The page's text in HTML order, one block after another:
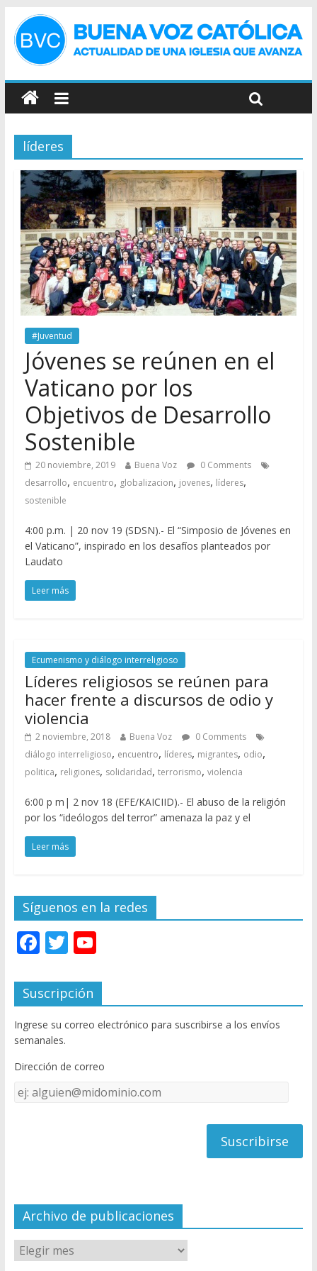
líderes
#Juventud
Jóvenes se reúnen en el
Vaticano por los
Objetivos de Desarrollo
Sostenible
20 noviembre, 2019 Buena Voz
0 Comments
desarrollo, encuentro, globalizacion, jovenes, líderes,
sostenible
4:00 p.m. | 20 nov 19 (SDSN).- El “Simposio de Jóvenes en
el Vaticano”, inspirado en los desafíos planteados por
Laudato
Leer más
Ecumenismo y diálogo interreligioso
Líderes religiosos se reúnen para
hacer frente a discursos de odio y
violencia
2 noviembre, 2018 Buena Voz
0 Comments
diálogo interreligioso, encuentro, líderes, migrantes, odio,
politica, religiones, solidaridad, terrorismo, violencia
6:00 p m| 2 nov 18 (EFE/KAICIID).- El abuso de la religión
por los “ideólogos del terror” amenaza la paz y el
Leer más
Síguenos en la redes
F
e
b
o
o
k
T
itt
er
Y
u
T
u
e
C
el
Suscripción
Ingrese su correo electrónico para suscribirse a los envíos
semanales.
Dirección de correo
Dirección
de
Archivo de publicaciones